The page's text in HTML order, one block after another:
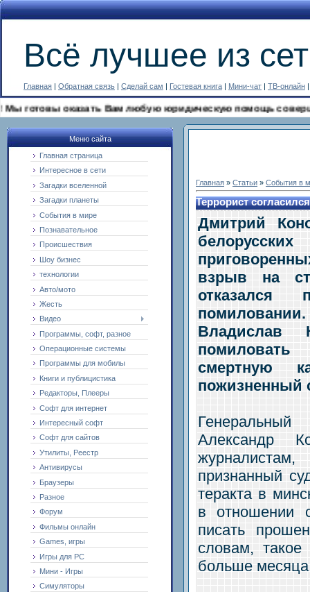
Всё лучшее из
Главная | Обратная связь | Сделай сам | Гостевая книга | Мини-чат | ТВ-онлайн
оказать Вам любую юридическую помощь совершенно
Меню сайта
Главная страница
Интересное в сети
Загадки вселенной
Загадки планеты
События в мире
Познавательное
Происшествия
Шоу бизнес
технологии
Авто/мото
Жесть
Видео
Программы, софт, разное
Операционные системы
Программы для мобилы
Книги и публицистика
Редакторы, Плееры
Софт для интернет
Интересный софт
Софт для сайтов
Утилиты, Реестр
Антивирусы
Браузеры
Разное
Форум
Фильмы онлайн
Games, игры
Игры для PC
Мини - Игры
Симуляторы
Главная » Статьи » События в
Террорист
Дмитрий
взрыв на
отказался
Владислав
смертную
пожизненный
Александр
признанный
теракта в
в отношении
писать
словам,
больше